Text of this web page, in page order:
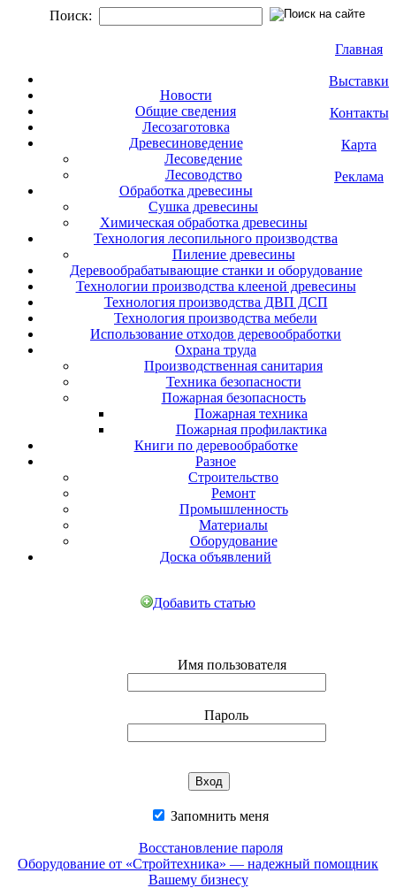
Поиск:
Главная
Выставки
Контакты
Карта
Реклама
Новости
Общие сведения
Лесозаготовка
Древесиноведение
Лесоведение
Лесоводство
Обработка древесины
Сушка древесины
Химическая обработка древесины
Технология лесопильного производства
Пиление древесины
Деревообрабатывающие станки и оборудование
Технологии производства клееной древесины
Технология производства ДВП ДСП
Технология производства мебели
Использование отходов деревообработки
Охрана труда
Производственная санитария
Техника безопасности
Пожарная безопасность
Пожарная техника
Пожарная профилактика
Книги по деревообработке
Разное
Строительство
Ремонт
Промышленность
Материалы
Оборудование
Доска объявлений
Добавить статью
Имя пользователя
Пароль
Запомнить меня
Восстановление пароля
Оборудование от «Стройтехника» — надежный помощник
Вашему бизнесу